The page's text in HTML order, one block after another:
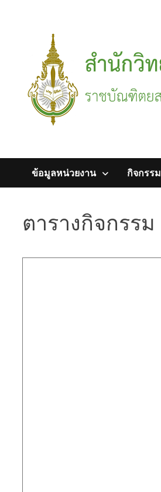
ข้อมูลหน่วยงาน กิจกรรม
ตารางกิจกรรม